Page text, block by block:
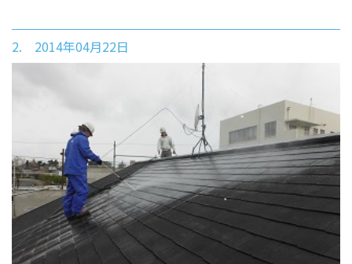
2. 2014年04月22日